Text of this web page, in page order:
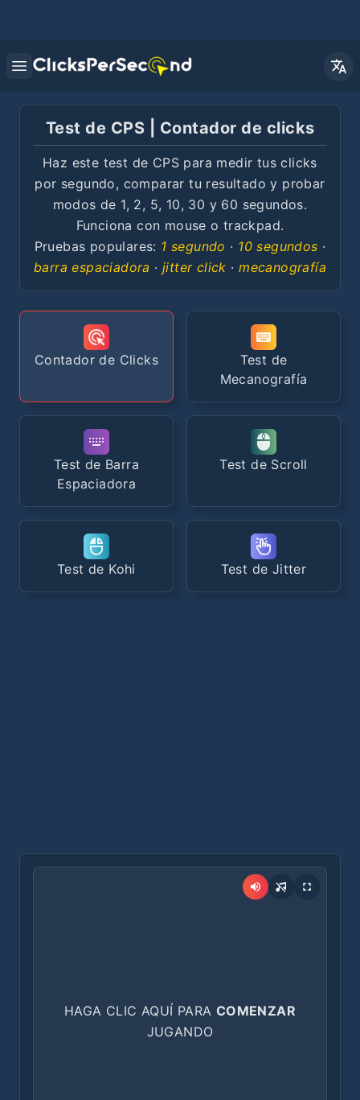
Open main menu
Test de CPS | Contador de clicks
Haz este test de CPS para medir tus clicks
por segundo, comparar tu resultado y probar
modos de 1, 2, 5, 10, 30 y 60 segundos.
Funciona con mouse o trackpad.
Pruebas populares: 1 segundo · 10 segundos ·
barra espaciadora · jitter click · mecanografía
Contador de Clicks
Test de
Mecanografía
Test de Barra
Espaciadora
Test de Scroll
Test de Kohi Test de Jitter
HAGA CLIC AQUÍ PARA COMENZAR
JUGANDO